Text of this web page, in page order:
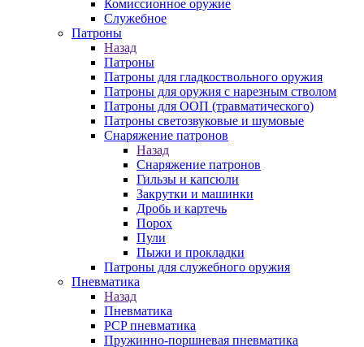
Комиссионное оружие
Служебное
Патроны
Назад
Патроны
Патроны для гладкоствольного оружия
Патроны для оружия с нарезным стволом
Патроны для ООП (травматического)
Патроны светозвуковые и шумовые
Снаряжение патронов
Назад
Снаряжение патронов
Гильзы и капсюли
Закрутки и машинки
Дробь и картечь
Порох
Пули
Пыжи и прокладки
Патроны для служебного оружия
Пневматика
Назад
Пневматика
PCP пневматика
Пружинно-поршневая пневматика